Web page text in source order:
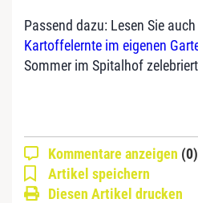
Passend dazu: Lesen Sie
Kartoffelernte im eigenen
Sommer im Spitalhof
Kommentare anzeigen (0)
Artikel speichern
Diesen Artikel drucken